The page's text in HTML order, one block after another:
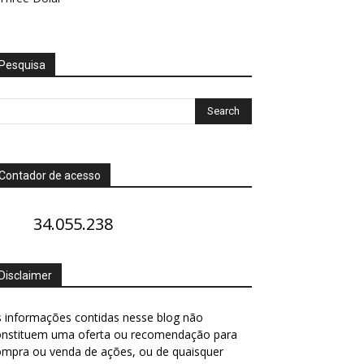
Pesquisa
de acesso
34.055.238
Disclaimer
informações contidas nesse blog não
uma oferta ou recomendação para
ou venda de ações, ou de quaisquer